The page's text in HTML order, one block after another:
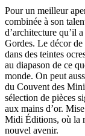
Pour un meilleur
combinée à son
d’architecture qu’il
Gordes. Le décor
dans des teintes
au diapason de ce
monde. On peut
du Couvent des
sélection de pièces
aux mains d’or.
Midi Éditions, où la
nouvel avenir.